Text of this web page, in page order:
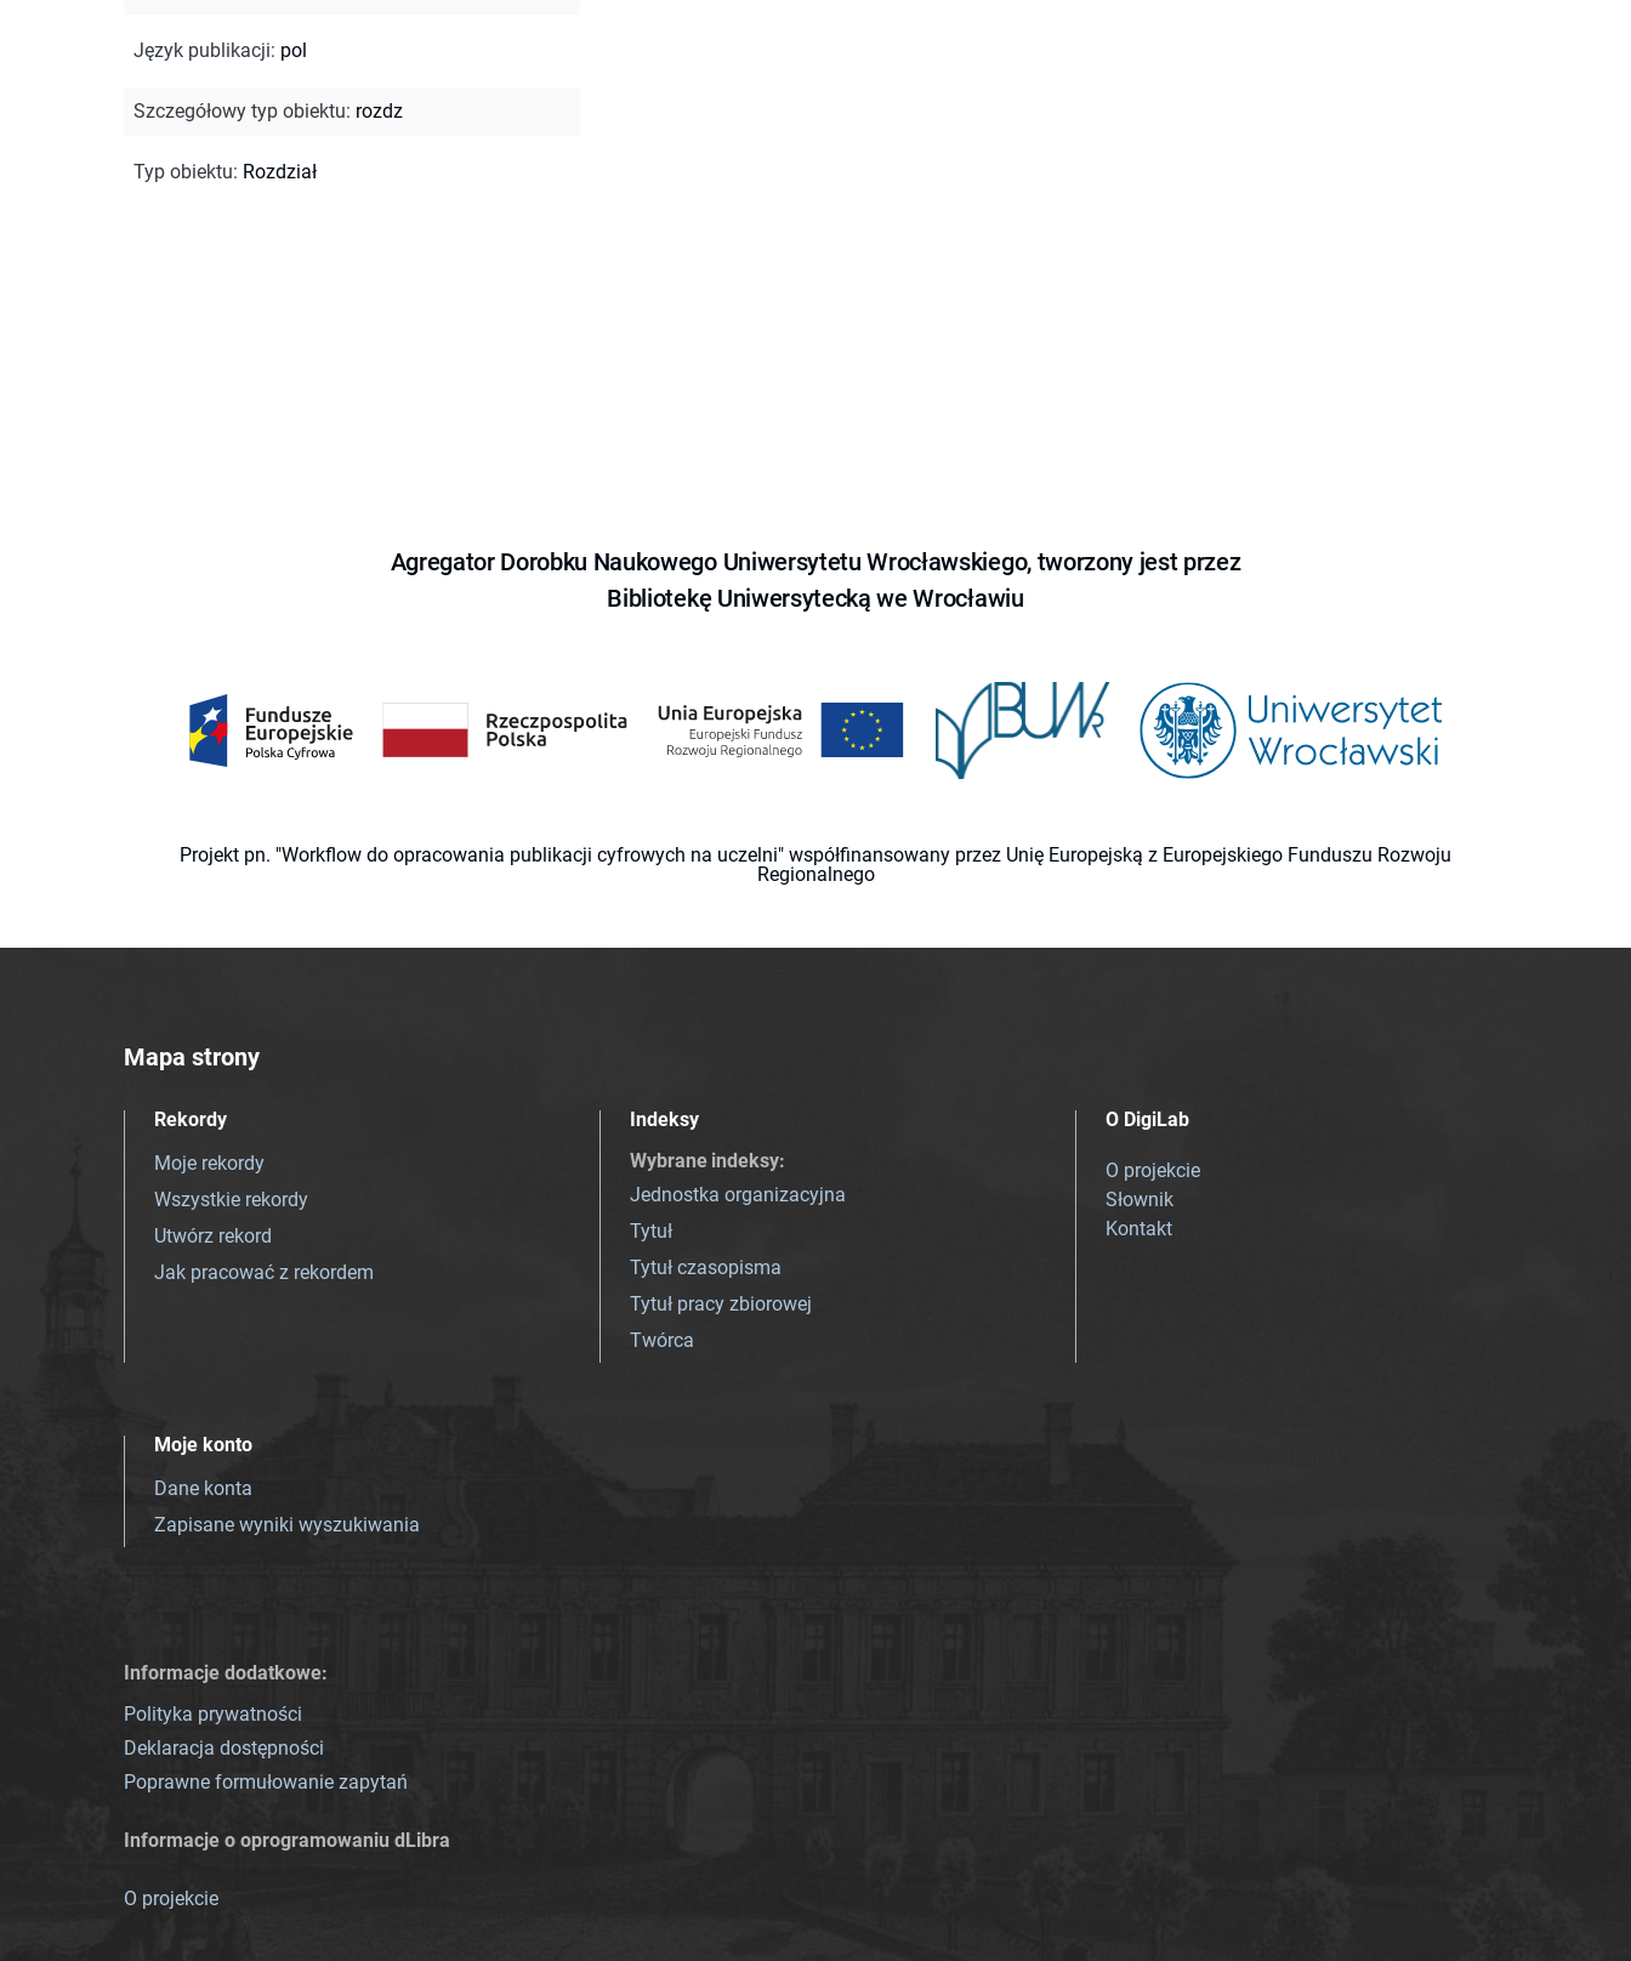
Język publikacji: pol
Szczegółowy typ obiektu: rozdz
Typ obiektu: Rozdział
Agregator Dorobku Naukowego Uniwersytetu Wrocławskiego, tworzony jest przez
Bibliotekę Uniwersytecką we Wrocławiu
Projekt pn. "Workflow do opracowania publikacji cyfrowych na uczelni" współfinansowany przez Unię Europejską z Europejskiego Funduszu Rozwoju
Regionalnego
Mapa strony
Rekordy
Moje rekordy
Wszystkie rekordy
Utwórz rekord
Jak pracować z rekordem
Indeksy
Wybrane indeksy:
Jednostka organizacyjna
Tytuł
Tytuł czasopisma
Tytuł pracy zbiorowej
Twórca
O DigiLab
O projekcie
Słownik
Kontakt
Moje konto
Dane konta
Zapisane wyniki wyszukiwania
Informacje dodatkowe:
Polityka prywatności
Deklaracja dostępności
Poprawne formułowanie zapytań
Informacje o oprogramowaniu dLibra
O projekcie